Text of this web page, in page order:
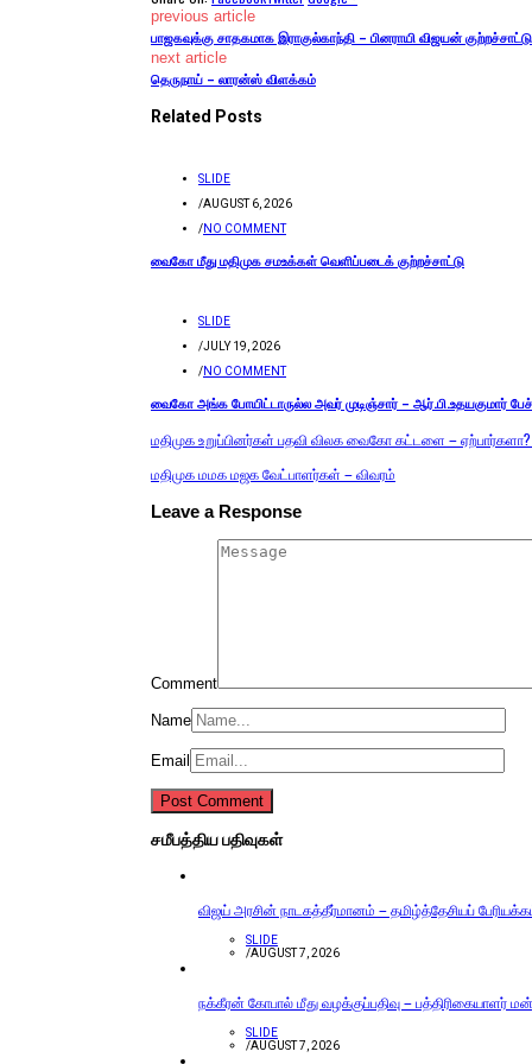
previous article
பாஜகவுக்கு சாதகமாக இராகுல்காந்தி – பினராயி விஜயன் குற்றச்சாட்டு
next article
தெருநாய் – லாரன்ஸ் விளக்கம்
Related Posts
SLIDE
/AUGUST 6, 2026
/NO COMMENT
வைகோ மீது மதிமுக சமஉக்கள் வெளிப்படைக் குற்றச்சாட்டு
SLIDE
/JULY 19, 2026
/NO COMMENT
வைகோ அங்க போயிட்டாருல்ல அவர் முடிஞ்சார் – ஆர்.பி.உதயகுமார்
மதிமுக உறுப்பினர்கள் பதவி விலக வைகோ கட்டளை – ஏற்பார்களா?
மதிமுக மமக மஜக வேட்பாளர்கள் – விவரம்
Leave a Response
Comment
Name
Email
சமீபத்திய பதிவுகள்
விஜய் அரசின் நாடகத்தீர்மானம் – தமிழ்த்தேசியப்
SLIDE
/AUGUST 7, 2026
நக்கீரன் கோபால் மீது வழக்குப்பதிவு –
SLIDE
/AUGUST 7, 2026